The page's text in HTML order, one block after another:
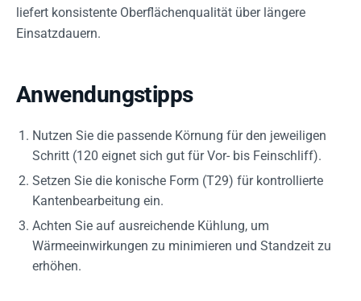
liefert konsistente Oberflächenqualität über längere
Einsatzdauern.
Anwendungstipps
Nutzen Sie die passende Körnung für den jeweiligen
Schritt (120 eignet sich gut für Vor- bis Feinschliff).
Setzen Sie die konische Form (T29) für kontrollierte
Kantenbearbeitung ein.
Achten Sie auf ausreichende Kühlung, um
Wärmeeinwirkungen zu minimieren und Standzeit zu
erhöhen.